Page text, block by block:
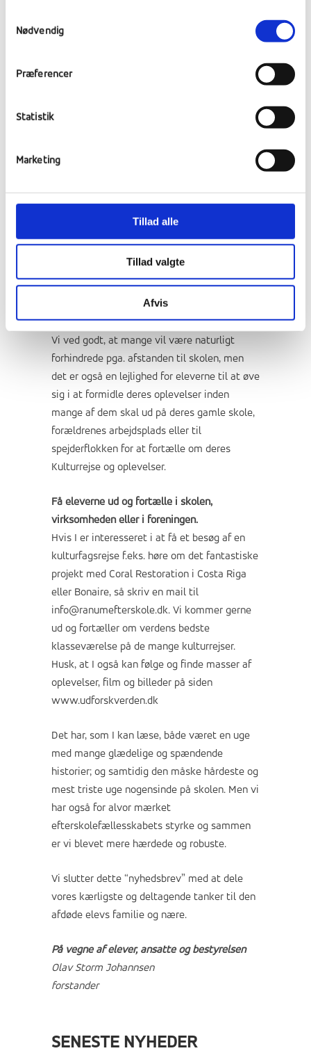
Nødvendig
Præferencer
Statistik
Marketing
Tillad alle
Tillad valgte
Afvis
særligt for gæsterne!
Kulturfagsoplæg på
efterbearbejdning af Kulturfagsrejserne og
kulturfagene ml. 16-19 inviterer forældre,
samt fortælle om de mange rejseoplevelser.
Alle kulturfagsholdene sender selv en
specifik invitation ud til deres
forældregruppe.
Vi ved godt, at mange vil være naturligt
forhindrede pga. afstanden til skolen, men
det er også en lejlighed for eleverne til at øve
sig i at formidle deres oplevelser inden
mange af dem skal ud på deres gamle skole,
forældrenes arbejdsplads eller til
spejderflokken for at fortælle om deres
Kulturrejse og oplevelser.
Få eleverne ud og fortælle i skolen,
virksomheden eller i foreningen.
Hvis I er interesseret i at få et besøg af en
kulturfagsrejse f.eks. høre om det fantastiske
projekt med Coral Restoration i Costa Riga
eller Bonaire, så skriv en mail til
info@ranumefterskole.dk. Vi kommer gerne
ud og fortæller om verdens bedste
klasseværelse på de mange kulturrejser.
Husk, at I også kan følge og finde masser af
oplevelser, film og billeder på siden
www.udforskverden.dk
Det har, som I kan læse, både været en uge
med mange glædelige og spændende
historier; og samtidig den måske hårdeste og
mest triste uge nogensinde på skolen. Men vi
har også for alvor mærket
efterskolefællesskabets styrke og sammen
er vi blevet mere hærdede og robuste.
Vi slutter dette “nyhedsbrev” med at dele
vores kærligste og deltagende tanker til den
afdøde elevs familie og nære.
På vegne af elever, ansatte og bestyrelsen
Olav Storm Johannsen
forstander
SENESTE NYHEDER